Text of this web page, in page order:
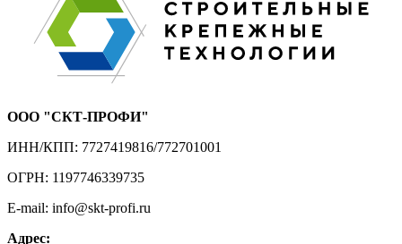
ООО "СКТ-ПРОФИ"
ИНН/КПП: 7727419816/772701001
ОГРН: 1197746339735
E-mail: info@skt-profi.ru
Адрес: